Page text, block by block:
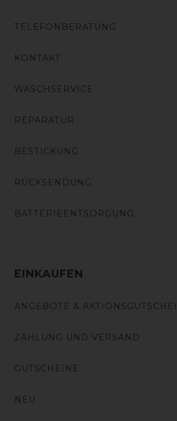
TELEFONBERATUNG
KONTAKT
WASCHSERVICE
REPARATUR
BESTICKUNG
RÜCKSENDUNG
BATTERIEENTSORGUNG
EINKAUFEN
ANGEBOTE &
ZAHLUNG UND VERSAND
GUTSCHEINE
NEU